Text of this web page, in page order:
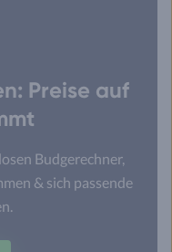
Preise auf
Budgerechner,
& sich passende